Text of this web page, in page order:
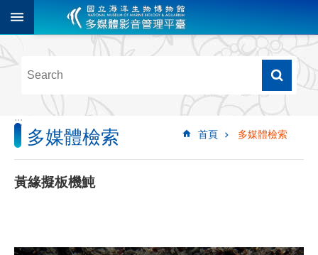
跳到主要內容區塊
階
尋
多
媒
體
檢
像
:::
首頁 多媒體檢索
多媒體檢索
黃緣擬板機魨